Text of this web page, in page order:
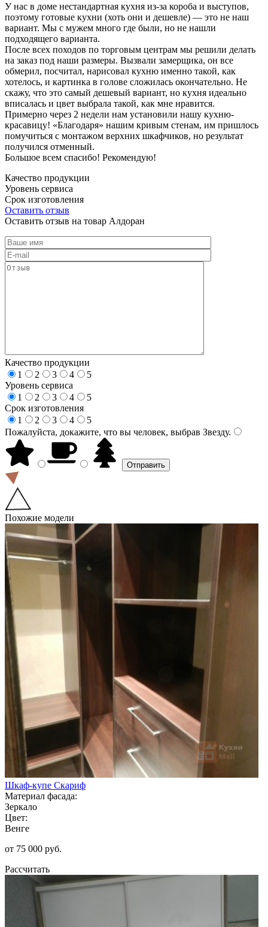
У нас в доме нестандартная кухня из-за короба и выступов,
поэтому готовые кухни (хоть они и дешевле) — это не наш
вариант. Мы с мужем много где были, но не нашли
подходящего варианта.
После всех походов по торговым центрам мы решили делать
на заказ под наши размеры. Вызвали замерщика, он все
обмерил, посчитал, нарисовал кухню именно такой, как
хотелось, и картинка в голове сложилась окончательно. Не
скажу, что это самый дешевый вариант, но кухня идеально
вписалась и цвет выбрала такой, как мне нравится.
Примерно через 2 недели нам установили нашу кухню-
красавицу! «Благодаря» нашим кривым стенам, им пришлось
помучиться с монтажом верхних шкафчиков, но результат
получился отменный.
Большое всем спасибо! Рекомендую!
Качество продукции
Уровень сервиса
Срок изготовления
Оставить отзыв
Оставить отзыв на товар Алдоран
Качество продукции
1
2 3 4
5
Уровень сервиса
1
2 3 4
5
Срок изготовления
1
2 3 4
5
Пожалуйста, докажите, что вы человек, выбрав Звезду.
Похожие модели
Шкаф-купе Скариф
Материал фасада:
Зеркало
Цвет:
Венге
от 75 000 руб.
Рассчитать